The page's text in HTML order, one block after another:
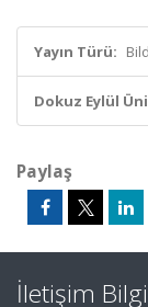
Yayın Türü:
Dokuz Eylül
Paylaş
İletişim